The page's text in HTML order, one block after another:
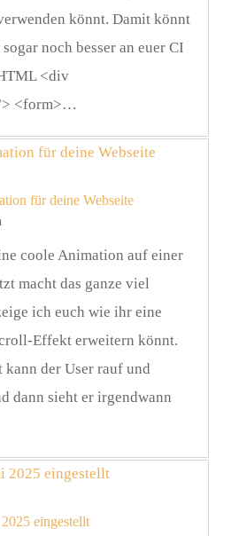
könnt. Damit könnt
noch besser an euer CI
<div
<form>…
für deine Webseite
coole Animation auf einer
macht das ganze viel
ich euch wie ihr eine
Effekt erweitern könnt.
der User rauf und
dann sieht er irgendwann
eingestellt